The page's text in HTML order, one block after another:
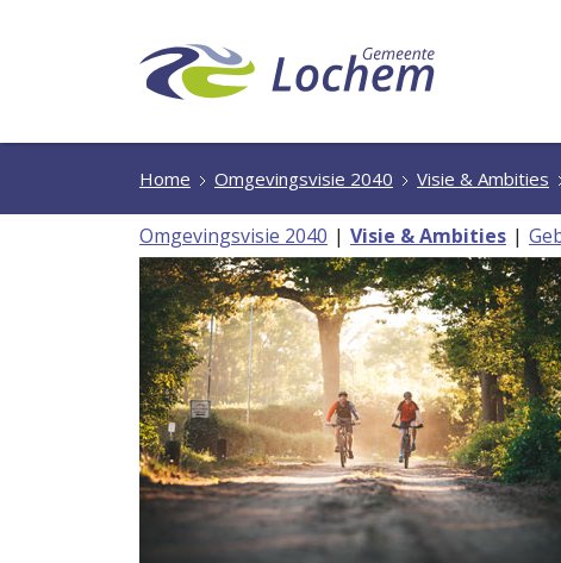
Home Omgevingsvisie 2040 Visie & Ambities
Omgevingsvisie 2040 Visie & Ambities